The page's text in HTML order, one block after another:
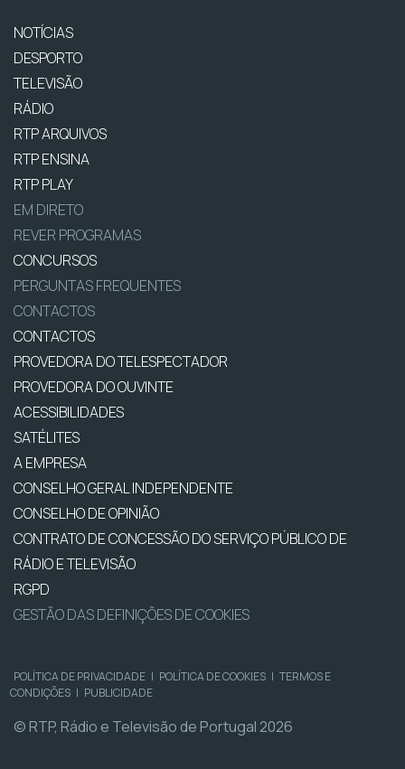
NOTÍCIAS
DESPORTO
TELEVISÃO
RÁDIO
RTP ARQUIVOS
RTP ENSINA
RTP PLAY
EM DIRETO
REVER PROGRAMAS
CONCURSOS
PERGUNTAS FREQUENTES
CONTACTOS
CONTACTOS
PROVEDORA DO TELESPECTADOR
PROVEDORA DO OUVINTE
ACESSIBILIDADES
SATÉLITES
A EMPRESA
CONSELHO GERAL INDEPENDENTE
CONSELHO DE OPINIÃO
CONTRATO DE CONCESSÃO DO SERVIÇO PÚBLICO DE
RÁDIO E TELEVISÃO
RGPD
GESTÃO DAS DEFINIÇÕES DE COOKIES
POLÍTICA DE PRIVACIDADE | POLÍTICA DE COOKIES | TERMOS E
CONDIÇÕES | PUBLICIDADE
© RTP, Rádio e Televisão de Portugal 2026